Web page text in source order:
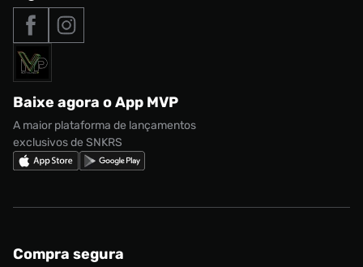
Roupas
Acessórios
Marcas
Nike Air Max
adidas Adi2000
adidas Campus
Nike Shox
Nossas lojas
Termos de uso
Política de privacidade
Regulamento CRM/ CASHBACK
Regulamento Cupom
Tipos de entrega
Formas de Pagamento
Solicite seus dados
Baixe agora o App MVP
A maior plataforma de lançamentos
exclusivos de SNKRS
Compra segura